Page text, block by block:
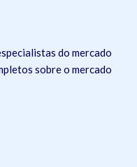
do mercado
sobre o mercado